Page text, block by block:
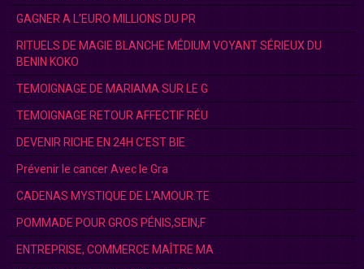
GAGNER A L’EURO MILLIONS DU PR
RITUELS DE MAGIE BLANCHE MÉDIUM VOYANT SÉRIEUX DU
BENIN KOKO
TEMOIGNAGE DE MARIAMA SUR LE G
TEMOIGNAGE RETOUR AFFECTIF RÉU
DEVENIR RICHE EN 24H C’EST BIE
Prévenir le cancer Avec le Gra
CADENAS MYSTIQUE DE L'AMOUR.TE
POMMADE POUR GROS PÉNIS,SEIN,F
ENTREPRISE, COMMERCE MAÎTRE MA